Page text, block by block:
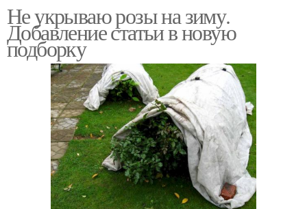
Не укрываю розы на зиму.
Добавление статьи в новую
подборку